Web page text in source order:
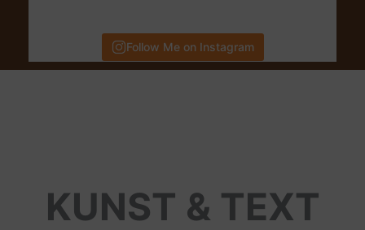
Follow Me on Instagram
KUNST & TEXT